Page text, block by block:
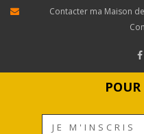
Contacter ma Maison
JE M'INSCRIS